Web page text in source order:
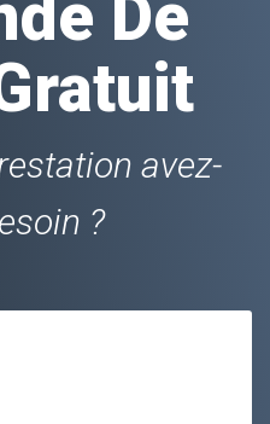
De
avez-
?